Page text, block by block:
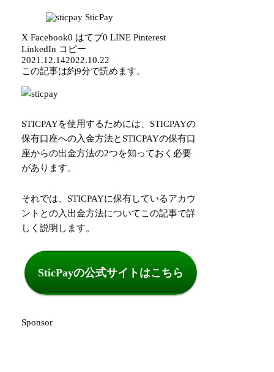
SticPay
X Facebook0 はてブ0 LINE Pinterest
LinkedIn コピー
2021.12.142022.10.22
この記事は約9分で読めます。
STICPAYを使用するためには、STICPAYの
保有口座への入金方法とSTICPAYの保有口
座からの出金方法の2つを知っておく必要
があります。
それでは、STICPAYに保有しているアカウ
ントとの入出金方法についてこの記事で詳
しく説明します。
SticPayの公式サイトはこちら
Sponsor